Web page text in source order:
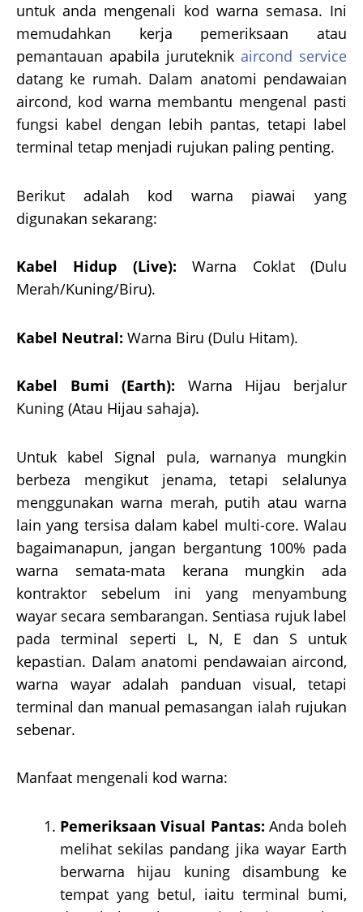
untuk anda mengenali kod warna semasa. Ini
memudahkan kerja pemeriksaan atau
pemantauan apabila juruteknik aircond service
datang ke rumah. Dalam anatomi pendawaian
aircond, kod warna membantu mengenal pasti
fungsi kabel dengan lebih pantas, tetapi label
terminal tetap menjadi rujukan paling penting.
Berikut adalah kod warna piawai yang
digunakan sekarang:
Kabel Hidup (Live): Warna Coklat (Dulu
Merah/Kuning/Biru).
Kabel Neutral: Warna Biru (Dulu Hitam).
Kabel Bumi (Earth): Warna Hijau berjalur
Kuning (Atau Hijau sahaja).
Untuk kabel Signal pula, warnanya mungkin
berbeza mengikut jenama, tetapi selalunya
menggunakan warna merah, putih atau warna
lain yang tersisa dalam kabel multi-core. Walau
bagaimanapun, jangan bergantung 100% pada
warna semata-mata kerana mungkin ada
kontraktor sebelum ini yang menyambung
wayar secara sembarangan. Sentiasa rujuk label
pada terminal seperti L, N, E dan S untuk
kepastian. Dalam anatomi pendawaian aircond,
warna wayar adalah panduan visual, tetapi
terminal dan manual pemasangan ialah rujukan
sebenar.
Manfaat mengenali kod warna:
Pemeriksaan Visual Pantas: Anda boleh
melihat sekilas pandang jika wayar Earth
berwarna hijau kuning disambung ke
tempat yang betul, iaitu terminal bumi,